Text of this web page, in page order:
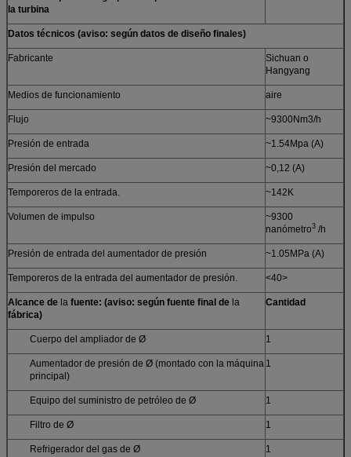
la turbina
Datos técnicos (aviso: según datos de diseño finales)
Fabricante
Sichuan o
Hangyang
Medios de funcionamiento aire
Flujo ~9300Nm3/h
Presión de entrada ~1.54Mpa (A)
Presión del mercado ~0,12 (A)
Temporeros de la entrada. ~142K
Volumen de impulso
~9300
nanómetro3 /h
Presión de entrada del aumentador de presión ~1.05MPa (A)
Temporeros de la entrada del aumentador de presión. <40>
Alcance de la fuente: (aviso: según fuente final de la
fábrica)
Cantidad
Cuerpo del ampliador de Ø 1
Aumentador de presión de Ø (montado con la máquina
principal)
1
Equipo del suministro de petróleo de Ø 1
Filtro de Ø 1
Refrigerador del gas de Ø 1